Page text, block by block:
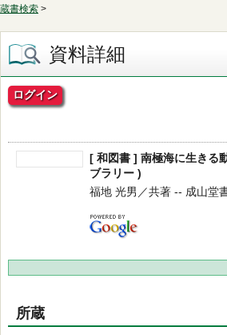
蔵書検索 >
資料詳細
ログイン
[ 和図書 ] 南極海に生きる
ブラリー )
福地 光男／共著 -- 成山堂
所蔵